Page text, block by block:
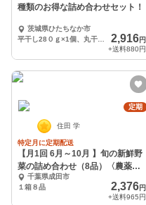
種類のお得な詰め合わせセット！
茨城県ひたちなか市
2,916円
+送料880円
定期
住田 学
特定月に定期配送
【月1回 6月～10月 】旬の新鮮野
菜の詰め合わせ（8品）〈農薬化
学肥料不使〉
千葉県成田市
１箱８品
2,376円
+送料965円